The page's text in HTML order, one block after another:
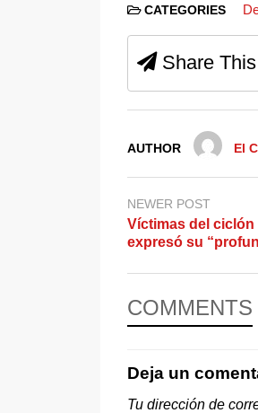
CATEGORIES
Share This
AUTHOR El
NEWER POST
Víctimas del
expresó su
COMMENTS
Deja un
Tu dirección de